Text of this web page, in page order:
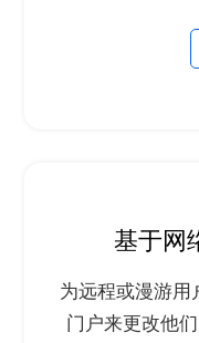
基于网
为远程或漫游用
门户来更改他